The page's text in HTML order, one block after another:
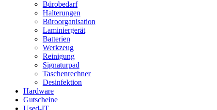
Bürobedarf
Halterungen
Büroorganisation
Laminiergerät
Batterien
Werkzeug
Reinigung
Signaturpad
Taschenrechner
Desinfektion
Hardware
Gutscheine
Used-IT